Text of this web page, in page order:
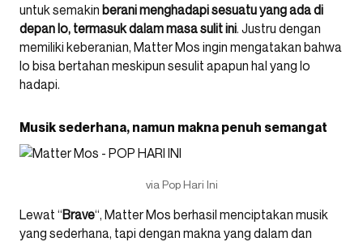
untuk semakin berani menghadapi sesuatu yang ada di
depan lo, termasuk dalam masa sulit ini. Justru dengan
memiliki keberanian, Matter Mos ingin mengatakan bahwa
lo bisa bertahan meskipun sesulit apapun hal yang lo
hadapi.
Musik sederhana, namun makna penuh semangat
via Pop Hari Ini
Lewat “Brave“, Matter Mos berhasil menciptakan musik
yang sederhana, tapi dengan makna yang dalam dan